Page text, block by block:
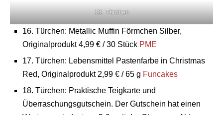
18. Türchen
16. Türchen: Metallic Muffin Förmchen Silber,
Originalprodukt 4,99 € / 30 Stück PME
17. Türchen: Lebensmittel Pastenfarbe in Christmas
Red, Originalprodukt 2,99 € / 65 g Funcakes
18. Türchen: Praktische Teigkarte und
Überraschungsgutschein. Der Gutschein hat einen